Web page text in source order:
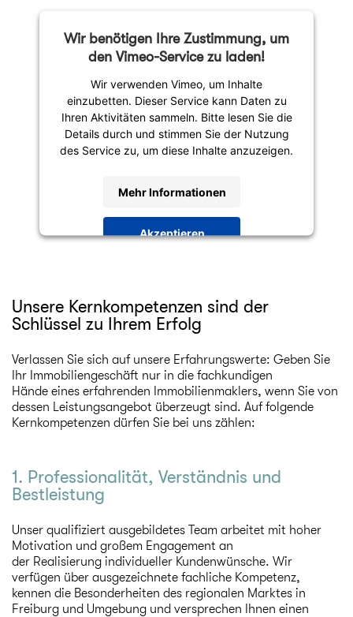
Wir benötigen Ihre Zustimmung, um
den Vimeo-Service zu laden!
Wir verwenden Vimeo, um Inhalte
einzubetten. Dieser Service kann Daten zu
Ihren Aktivitäten sammeln. Bitte lesen Sie die
Details durch und stimmen Sie der Nutzung
des Service zu, um diese Inhalte anzuzeigen.
Mehr Informationen
Akzeptieren
Unsere Kernkompetenzen sind der
Schlüssel zu Ihrem Erfolg
Verlassen Sie sich auf unsere Erfahrungswerte: Geben Sie
Ihr Immobiliengeschäft nur in die fachkundigen
Hände eines erfahrenden Immobilienmaklers, wenn Sie von
dessen Leistungsangebot überzeugt sind. Auf folgende
Kernkompetenzen dürfen Sie bei uns zählen:
1. Professionalität, Verständnis und
Bestleistung
Unser qualifiziert ausgebildetes Team arbeitet mit hoher
Motivation und großem Engagement an
der Realisierung individueller Kundenwünsche. Wir
verfügen über ausgezeichnete fachliche Kompetenz,
kennen die Besonderheiten des regionalen Marktes in
Freiburg und Umgebung und versprechen Ihnen einen